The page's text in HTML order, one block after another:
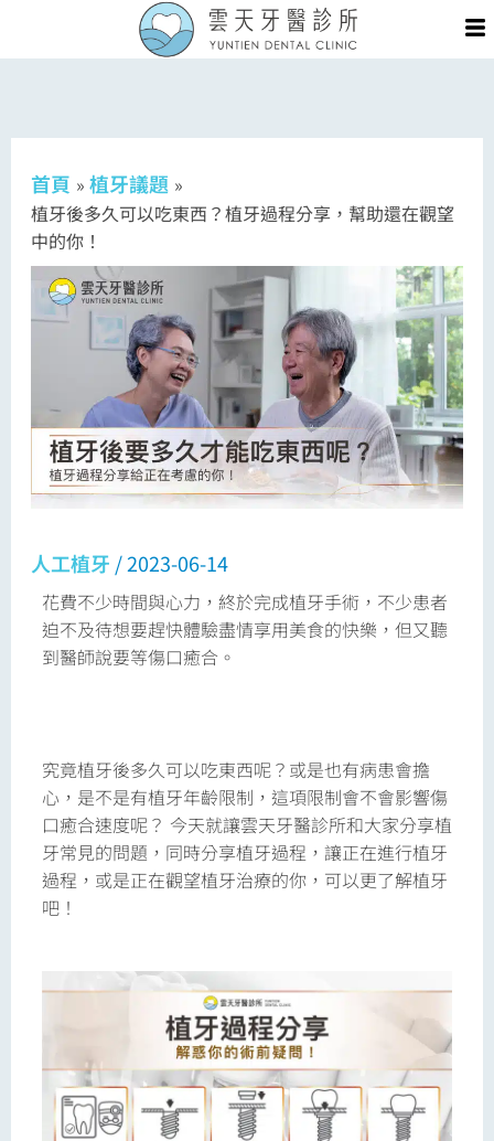
內
首頁 植牙議題
植牙後多久可以吃東西？植牙過程分享，幫助還在觀望
中的你！
人工植牙 /2023-06-14
花費不少時間與心力，終於完成植牙手術，不少患者
迫不及待想要趕快體驗盡情享用美食的快樂，但又聽
到醫師說要等傷口癒合。
究竟植牙後多久可以吃東西呢？或是也有病患會擔
心，是不是有植牙年齡限制，這項限制會不會影響傷
口癒合速度呢？ 今天就讓雲天牙醫診所和大家分享植
牙常見的問題，同時分享植牙過程，讓正在進行植牙
過程，或是正在觀望植牙治療的你，可以更了解植牙
吧！